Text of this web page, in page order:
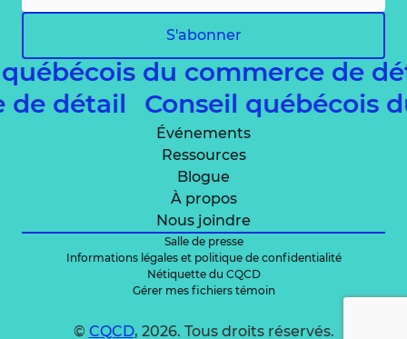
S'abonner
du commerce de
de détail
Conseil québécois
Événements
Ressources
Blogue
À propos
Nous joindre
Salle de presse
Informations légales et politique de confidentialité
Nétiquette du CQCD
Gérer mes fichiers témoin
© CQCD, 2026. Tous droits réservés.